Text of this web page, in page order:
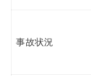
事故状況